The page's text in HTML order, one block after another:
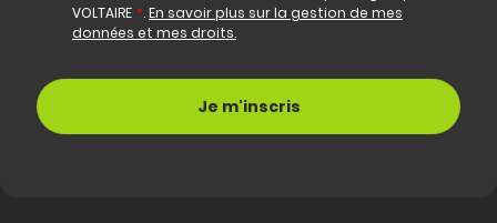
VOLTAIRE *.En savoir plus sur la gestion de mes
données et mes droits.